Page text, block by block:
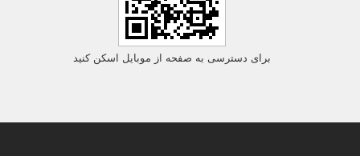
برای دسترسی به صفحه از موبایل اسکن کنید